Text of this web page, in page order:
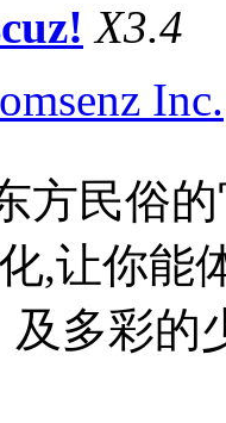
X3.4
Inc.
方民俗
,让你能
及多彩的